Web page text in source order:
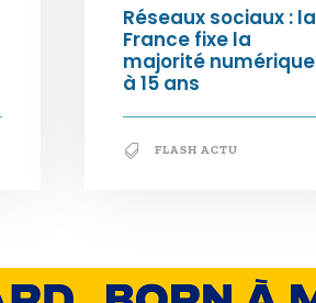
Réseaux sociaux : la
France fixe la
majorité numérique
à 15 ans
FLASH ACTU